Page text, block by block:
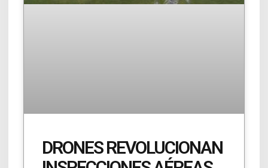
DRONES REVOLUCIONAN